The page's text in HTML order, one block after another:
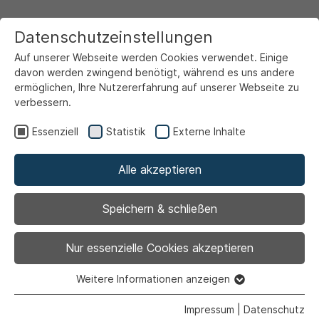
Die Vorlesestunde geht
wieder „on Tour“
Datenschutzeinstellungen
Auf unserer Webseite werden Cookies verwendet. Einige
davon werden zwingend benötigt, während es uns andere
ermöglichen, Ihre Nutzererfahrung auf unserer Webseite zu
verbessern.
Essenziell Statistik Externe Inhalte
Alle akzeptieren
Speichern & schließen
Nur essenzielle Cookies akzeptieren
Essenzielle Cookies werden für grundlegende Funktionen
Weitere Informationen anzeigen
Impressum Datenschutz